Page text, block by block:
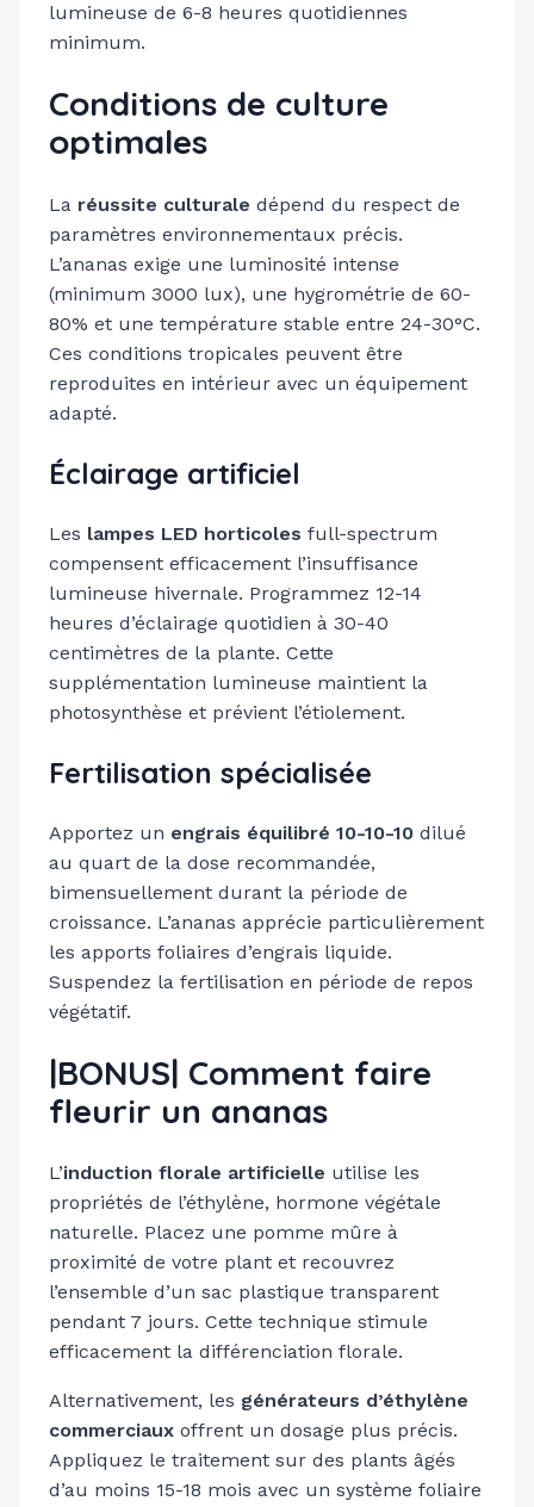
lumineuse de 6-8 heures quotidiennes
minimum.
Conditions de culture
optimales
La réussite culturale dépend du respect de
paramètres environnementaux précis.
L’ananas exige une luminosité intense
(minimum 3000 lux), une hygrométrie de 60-
80% et une température stable entre 24-30°C.
Ces conditions tropicales peuvent être
reproduites en intérieur avec un équipement
adapté.
Éclairage artificiel
Les lampes LED horticoles full-spectrum
compensent efficacement l’insuffisance
lumineuse hivernale. Programmez 12-14
heures d’éclairage quotidien à 30-40
centimètres de la plante. Cette
supplémentation lumineuse maintient la
photosynthèse et prévient l’étiolement.
Fertilisation spécialisée
Apportez un engrais équilibré 10-10-10dilué
au quart de la dose recommandée,
bimensuellement durant la période de
croissance. L’ananas apprécie particulièrement
les apports foliaires d’engrais liquide.
Suspendez la fertilisation en période de repos
végétatif.
|BONUS| Comment faire
fleurir un ananas
L’induction florale artificielle utilise les
propriétés de l’éthylène, hormone végétale
naturelle. Placez une pomme mûre à
proximité de votre plant et recouvrez
l’ensemble d’un sac plastique transparent
pendant 7 jours. Cette technique stimule
efficacement la différenciation florale.
Alternativement, les générateurs d’éthylène
commerciauxoffrent un dosage plus précis.
Appliquez le traitement sur des plants âgés
d’au moins 15-18 mois avec un système foliaire